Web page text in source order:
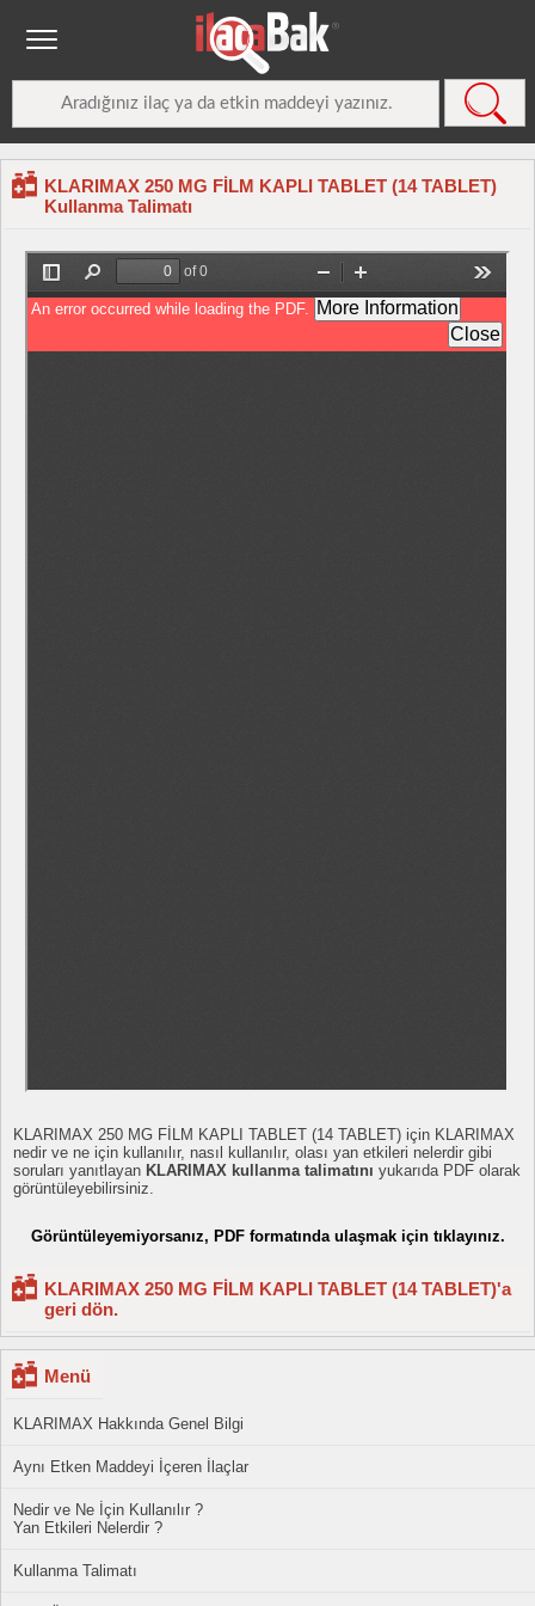
KLARIMAX 250 MG FİLM KAPLI TABLET (14 TABLET)
Kullanma Talimatı
KLARIMAX 250 MG FİLM KAPLI TABLET (14 TABLET) için KLARIMAX
nedir ve ne için kullanılır, nasıl kullanılır, olası yan etkileri nelerdir gibi
soruları yanıtlayan KLARIMAX kullanma talimatını yukarıda PDF olarak
görüntüleyebilirsiniz.
Görüntüleyemiyorsanız, PDF formatında ulaşmak için tıklayınız.
KLARIMAX 250 MG FİLM KAPLI TABLET (14 TABLET)'a
geri dön.
Menü
KLARIMAX Hakkında Genel Bilgi
Aynı Etken Maddeyi İçeren İlaçlar
Nedir ve Ne İçin Kullanılır ?
Yan Etkileri Nelerdir ?
Kullanma Talimatı